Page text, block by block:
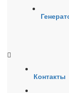
Контакты